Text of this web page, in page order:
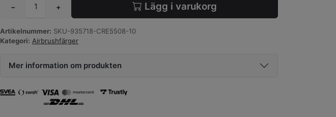
− + Lägg i varukorg
Artikelnummer: SKU-935718-CRE5508-10
Kategori: Airbrushfärger
Mer information om produkten